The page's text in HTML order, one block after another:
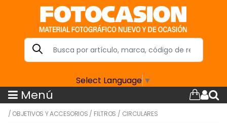
Select Language ▼
Menú
/ OBJETIVOS Y ACCESORIOS / FILTROS / CIRCULARES